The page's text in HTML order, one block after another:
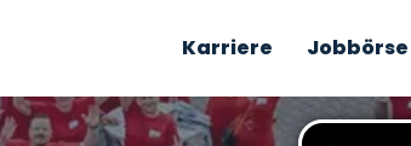
Karriere Jobbörse